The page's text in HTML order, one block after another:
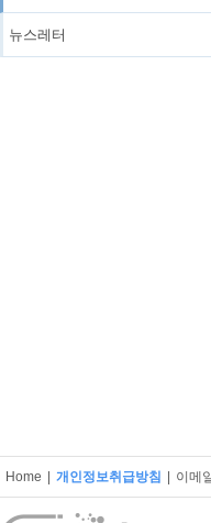
뉴스레터
Home 개인정보취급방침 이메